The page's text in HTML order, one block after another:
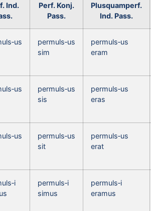
Ind.
Perf. Konj.
Pass.
Plusquamperf.
Ind. Pass.
permuls‑us
sim
permuls‑us
eram
permuls‑us
sis
permuls‑us
eras
permuls‑us
sit
permuls‑us
erat
permuls‑i
simus
permuls‑i
eramus